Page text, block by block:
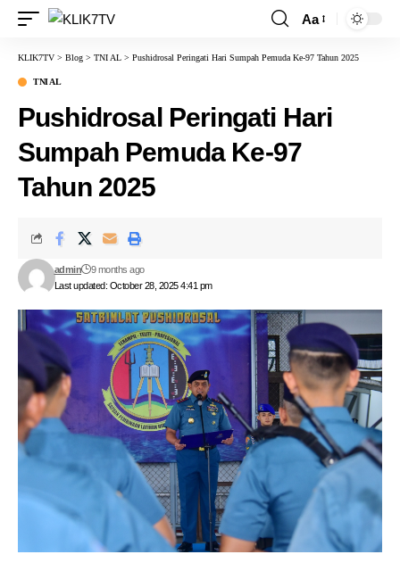
Aa
KLIK7TV > Blog > TNI AL > Pushidrosal Peringati Hari Sumpah Pemuda Ke-97 Tahun 2025
TNI AL
Pushidrosal Peringati Hari
Sumpah Pemuda Ke-97
Tahun 2025
Last updated: October 28, 2025 4:41 pm
admin 9 months ago